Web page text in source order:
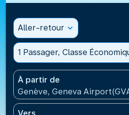
Aller-retour expand_more
1 Passager, Classe
À partir de
Genève, Geneva